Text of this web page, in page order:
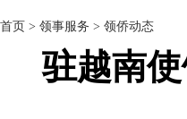
首页 > 领事服务 > 领侨动态
驻越南